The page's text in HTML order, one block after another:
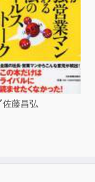
佐藤昌弘